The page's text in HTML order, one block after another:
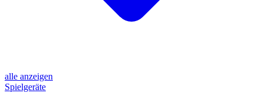
alle anzeigen
Spielgeräte